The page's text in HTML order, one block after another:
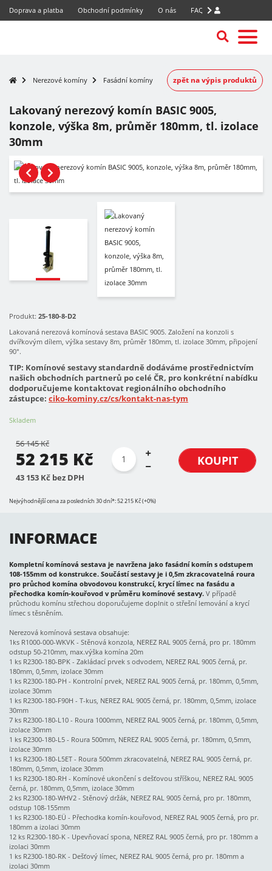
Doprava a platba Obchodní podmínky O nás FAQ
Nerezové komíny Fasádní komíny zpět na výpis produktů
Lakovaný nerezový komín BASIC 9005,
konzole, výška 8m, průměr 180mm, tl. izolace
30mm
-7%
Produkt: 25-180-8-D2
Lakovaná nerezová komínová sestava BASIC 9005. Založení na konzoli s
dvířkovým dílem, výška sestavy 8m, průměr 180mm, tl. izolace 30mm, připojení
90°.
TIP: Komínové sestavy standardně dodáváme prostřednictvím
našich obchodních partnerů po celé ČR, pro konkrétní nabídku
dodporučujeme kontaktovat regionálního obchodního
zástupce: ciko-kominy.cz/cs/kontakt-nas-tym
Skladem
56 145 Kč
52 215 Kč
43 153 Kč bez DPH
KOUPIT
Nejvýhodnější cena za posledních 30 dní*: 52 215 Kč (+0%)
INFORMACE
Kompletní komínová sestava je navržena jako fasádní komín s odstupem
108-155mm od konstrukce. Součástí sestavy je i 0,5m zkracovatelná roura
pro průchod komína obvodovou konstrukcí, krycí límec na fasádu a
přechodka komín-kouřovod v průměru komínové sestavy. V případě
průchodu komínu střechou doporučujeme doplnit o střešní lemování a krycí
límec s těsněním.
Nerezová komínová sestava obsahuje:
1ks R1000-000-WKVK - Stěnová konzola, NEREZ RAL 9005 černá, pro pr. 180mm
odstup 50-210mm, max.výška komína 20m
1 ks R2300-180-BPK - Zakládací prvek s odvodem, NEREZ RAL 9005 černá, pr.
180mm, 0,5mm, izolace 30mm
1 ks R2300-180-PH - Kontrolní prvek, NEREZ RAL 9005 černá, pr. 180mm, 0,5mm,
izolace 30mm
1 ks R2300-180-F90H - T-kus, NEREZ RAL 9005 černá, pr. 180mm, 0,5mm, izolace
30mm
7 ks R2300-180-L10 - Roura 1000mm, NEREZ RAL 9005 černá, pr. 180mm, 0,5mm,
izolace 30mm
1 ks R2300-180-L5 - Roura 500mm, NEREZ RAL 9005 černá, pr. 180mm, 0,5mm,
izolace 30mm
1 ks R2300-180-L5ET - Roura 500mm zkracovatelná, NEREZ RAL 9005 černá, pr.
180mm, 0,5mm, izolace 30mm
1 ks R2300-180-RH - Komínové ukončení s dešťovou stříškou, NEREZ RAL 9005
černá, pr. 180mm, 0,5mm, izolace 30mm
2 ks R2300-180-WHV2 - Stěnový držák, NEREZ RAL 9005 černá, pro pr. 180mm,
odstup 108-155mm
1 ks R2300-180-EÜ - Přechodka komín-kouřovod, NEREZ RAL 9005 černá, pro pr.
180mm a izolaci 30mm
12 ks R2300-180-K - Upevňovací spona, NEREZ RAL 9005 černá, pro pr. 180mm a
izolaci 30mm
1 ks R2300-180-RK - Dešťový límec, NEREZ RAL 9005 černá, pro pr. 180mm a
izolaci 30mm